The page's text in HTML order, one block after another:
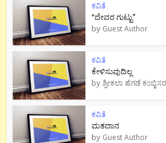
ಕವಿತೆ
“ದೇವರ ಗುಟ್ಟು”
by Guest Author
ಕವಿತೆ
ಕೇಳಿಸುವುದಿಲ್ಲ
byಶ್ರೀಕಲಾ ಹೆಗಡೆ ಕಂಬ್ಳಿಸರ
ಕವಿತೆ
ಮತದಾನ
by Guest Author